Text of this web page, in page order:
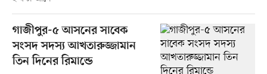
গাজীপুর-৫ আসনের সাবেক
সংসদ সদস্য আখতারুজ্জামান
তিন দিনের রিমান্ডে